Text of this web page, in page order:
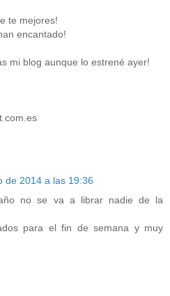
te mejores!
encantado!
mi blog aunque lo estrené ayer!
de 2014 a las 19:36
no se va a librar nadie de la
para el fin de semana y muy